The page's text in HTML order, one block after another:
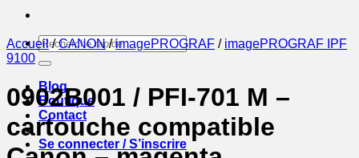
Recherche
pour :
Blog
Boutique
Contact
Se connecter / S’inscrire
Accueil / CANON / imagePROGRAF / imagePROGRAF IPF
9100
0902B001 / PFI-701 M –
cartouche compatible